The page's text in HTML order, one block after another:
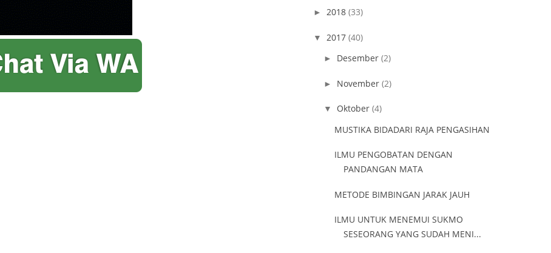
► 2018 (33)
▼ 2017 (40)
► Desember (2)
► November (2)
▼ Oktober (4)
MUSTIKA BIDADARI RAJA PENGASIHAN
ILMU PENGOBATAN DENGAN
PANDANGAN MATA
METODE BIMBINGAN JARAK JAUH
ILMU UNTUK MENEMUI SUKMO
SESEORANG YANG SUDAH MENI...